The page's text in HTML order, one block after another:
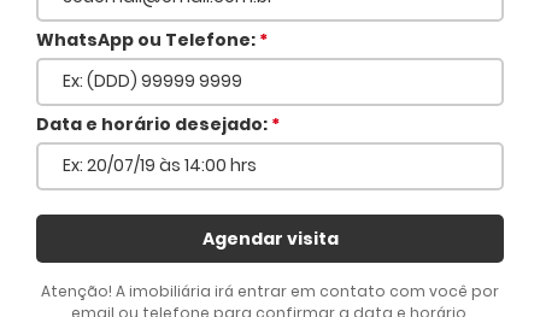
WhatsApp ou Telefone: *
Data e horário desejado: *
Agendar visita
Atenção! A imobiliária irá entrar em contato com você por
email ou telefone para confirmar a data e horário.
Voltar